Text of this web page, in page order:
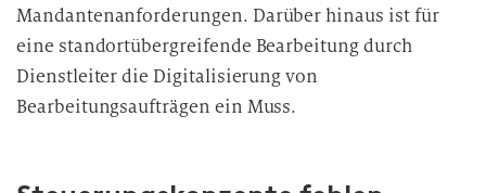
Mandantenanforderungen. Darüber hinaus ist für
eine standortübergreifende Bearbeitung durch
Dienstleiter die Digitalisierung von
Bearbeitungsaufträgen ein Muss.